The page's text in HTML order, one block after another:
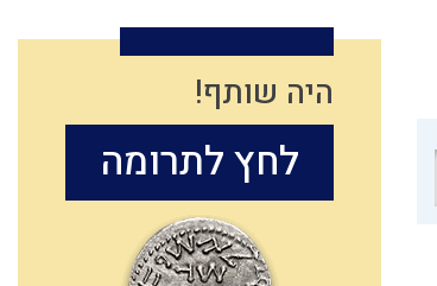
היה שותף!
לחץ לתרומה